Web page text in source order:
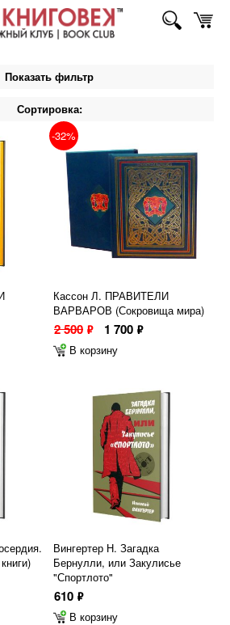
Показать фильтр
Сортировка:
-32%
Кассон Л. ПРАВИТЕЛИ
ВАРВАРОВ (Сокровища мира)
2 500 ф 1 700 ф
В корзину
Вингертер Н. Загадка
Бернулли, или Закулисье
"Спортлото"
610 ф
В корзину